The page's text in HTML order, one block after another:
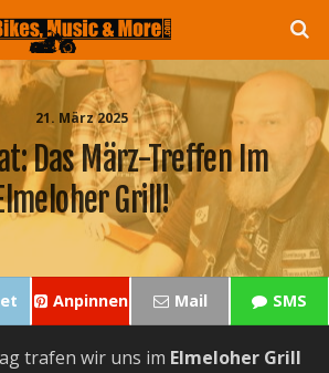
21. März 2025
Das März-Treffen Im
Grill!
Anpinnen Mail SMS
trafen wir uns im Elmeloher Grill